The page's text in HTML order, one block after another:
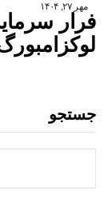
مهر ۲۷, ۱۴۰۴
فرار
جستجو